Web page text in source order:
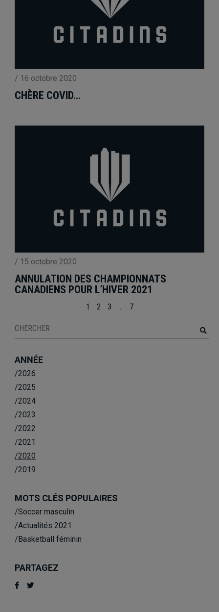
/ 16 octobre 2020
CHÈRE COVID…
/ 15 octobre 2020
ANNULATION DES CHAMPIONNATS
CANADIENS POUR L’HIVER 2021
1 2 3 7
ANNÉE
/2026
/2025
/2024
/2023
/2022
/2021
/2020
/2019
MOTS CLÉS POPULAIRES
/Soccer masculin
/Actualités 2021
/Basketball féminin
PARTAGEZ